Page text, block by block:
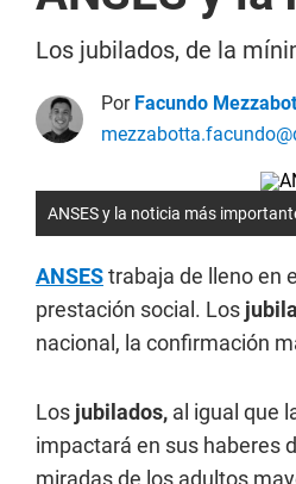
Los jubilados, de la
Por Facundo
ANSES y la noticia más
ANSEStrabaja de lleno en
prestación social. Los
nacional, la confirmación
Los jubilados, al igual que
impactará en sus haberes
miradas de los adultos